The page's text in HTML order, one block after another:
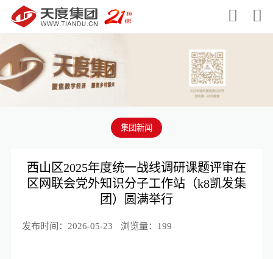


集团新闻
西山区2025年度统一战线调研课题评审在
区网联会党外知识分子工作站（k8凯发集
团）圆满举行
发布时间：2026-05-23 浏览量：199